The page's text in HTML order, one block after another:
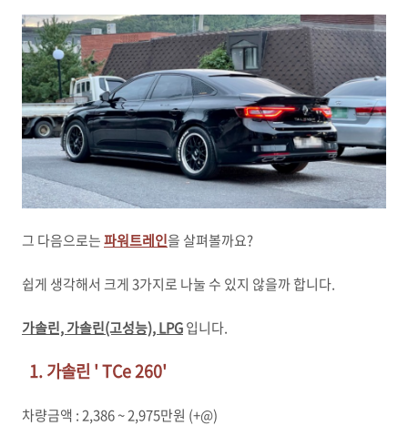
그 다음으로는파워트레인을 살펴볼까요?
쉽게 생각해서 크게 3가지로 나눌 수 있지 않을까 합니다.
가솔린, 가솔린(고성능), LPG입니다.
1. 가솔린 ' TCe 260'
차량금액 : 2,386 ~ 2,975만원 (+@)